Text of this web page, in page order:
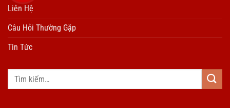
Liên Hệ
Câu Hỏi Thường Gặp
Tin Tức